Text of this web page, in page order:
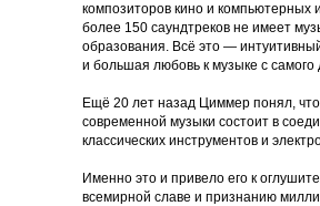
композиторов кино и компьютерных
более 150 саундтреков не имеет
образования. Всё это —
и большая любовь к музыке с самого
Ещё 20 лет назад Циммер понял,
современной музыки состоит в
классических инструментов и
Именно это и привело его к
всемирной славе и признанию